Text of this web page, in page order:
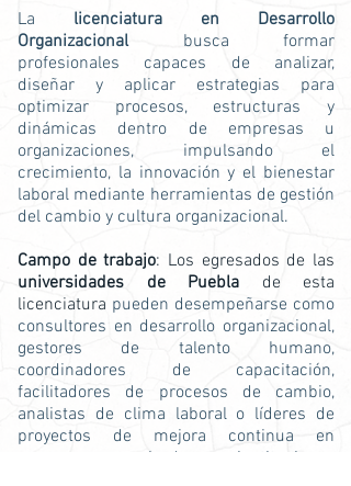
La licenciatura en Desarrollo
Organizacionalbusca formar
profesionales capaces de analizar,
diseñar y aplicar estrategias para
optimizar procesos, estructuras y
dinámicas dentro de empresas u
organizaciones, impulsando el
crecimiento, la innovación y el bienestar
laboral mediante herramientas de gestión
del cambio y cultura organizacional.
Campo de trabajo: Los egresados de las
universidades de Puebla de esta
licenciatura pueden desempeñarse como
consultores en desarrollo organizacional,
gestores de talento humano,
coordinadores de capacitación,
facilitadores de procesos de cambio,
analistas de clima laboral o líderes de
proyectos de mejora continua en
empresas privadas, instituciones